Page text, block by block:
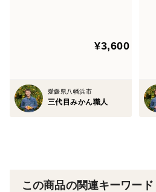
¥3,600
愛媛県八幡浜市
三代目みかん職人
この商品の関連キーワード